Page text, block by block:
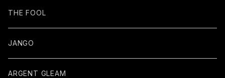
THE FOOL
JANGO
ARGENT GLEAM